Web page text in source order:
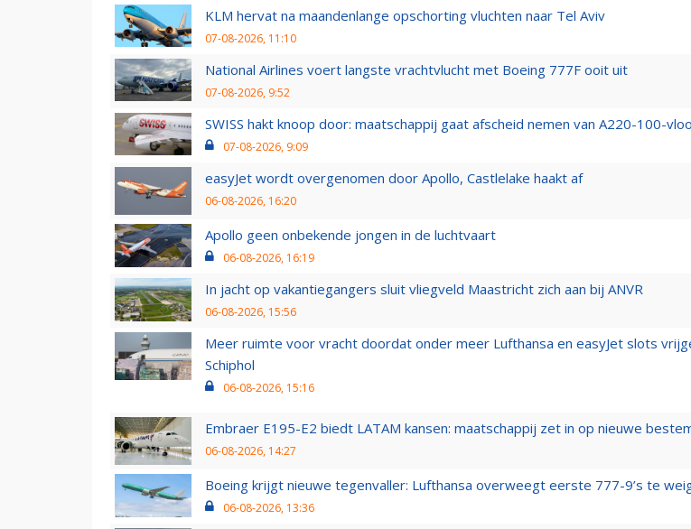
KLM hervat na maandenlange opschorting vluchten naar Tel Aviv
07-08-2026, 11:10
National Airlines voert langste vrachtvlucht met Boeing 777F ooit uit
07-08-2026, 9:52
SWISS hakt knoop door: maatschappij gaat afscheid nemen van A220-100-
07-08-2026, 9:09
easyJet wordt overgenomen door Apollo, Castlelake haakt af
06-08-2026, 16:20
Apollo geen onbekende jongen in de luchtvaart
06-08-2026, 16:19
In jacht op vakantiegangers sluit vliegveld Maastricht zich aan bij ANVR
06-08-2026, 15:56
Meer ruimte voor vracht doordat onder meer Lufthansa en easyJet slots
Schiphol
06-08-2026, 15:16
Embraer E195-E2 biedt LATAM kansen: maatschappij zet in op nieuwe
06-08-2026, 14:27
Boeing krijgt nieuwe tegenvaller: Lufthansa overweegt eerste 777-9’s te
06-08-2026, 13:36